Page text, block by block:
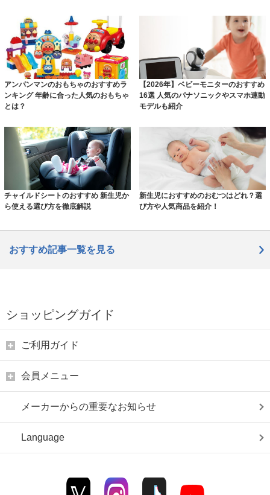
アンパンマンのおもちゃのおすすめラ
ンキング 年齢に合った人気のおもちゃ
とは？
【2026年】ベビーモニターのおすすめ
16選 人気のパナソニックやスマホ連動
モデルも紹介
チャイルドシートのおすすめ 新生児か
ら使える選び方を徹底解説
新生児におすすめのおむつはどれ？選
び方や人気商品を紹介！
おすすめ記事一覧を見る
ショッピングガイド
ご利用ガイド
会員メニュー
メーカーからの重要なお知らせ
Language